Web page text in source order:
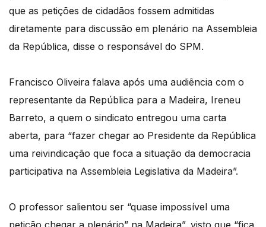
que as petições de cidadãos fossem admitidas
diretamente para discussão em plenário na Assembleia
da República, disse o responsável do SPM.
Francisco Oliveira falava após uma audiência com o
representante da República para a Madeira, Ireneu
Barreto, a quem o sindicato entregou uma carta
aberta, para “fazer chegar ao Presidente da República
uma reivindicação que foca a situação da democracia
participativa na Assembleia Legislativa da Madeira”.
O professor salientou ser “quase impossível uma